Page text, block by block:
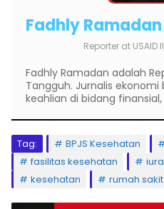
Fadhly Ramadan
Reporter at USAID
Fadhly Ramadan adalah
Tangguh. Jurnalis
keahlian di bidang
Tag: BPJS Kesehatan
fasilitas kesehatan
kesehatan
rumah sakit